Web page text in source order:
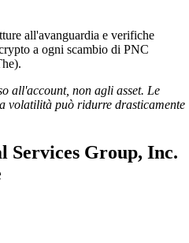
all'avanguardia e verifiche
a ogni scambio di PNC
all'account, non agli asset. Le
volatilità può ridurre drasticamente
Services Group, Inc.